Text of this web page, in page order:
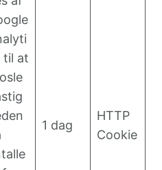
til at
1 dag
HTTP
Cookie